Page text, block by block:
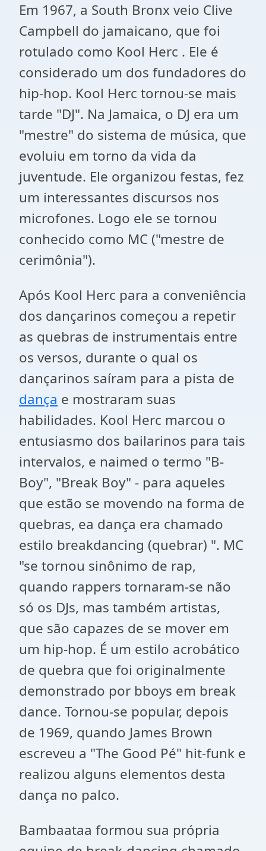
Em 1967, a South Bronx veio Clive
Campbell do jamaicano, que foi
rotulado como Kool Herc . Ele é
considerado um dos fundadores do
hip-hop. Kool Herc tornou-se mais
tarde "DJ". Na Jamaica, o DJ era um
"mestre" do sistema de música, que
evoluiu em torno da vida da
juventude. Ele organizou festas, fez
um interessantes discursos nos
microfones. Logo ele se tornou
conhecido como MC ("mestre de
cerimônia").
Após Kool Herc para a conveniência
dos dançarinos começou a repetir
as quebras de instrumentais entre
os versos, durante o qual os
dançarinos saíram para a pista de
dança e mostraram suas
habilidades. Kool Herc marcou o
entusiasmo dos bailarinos para tais
intervalos, e naimed o termo "B-
Boy", "Break Boy" - para aqueles
que estão se movendo na forma de
quebras, ea dança era chamado
estilo breakdancing (quebrar) ". MC
"se tornou sinônimo de rap,
quando rappers tornaram-se não
só os DJs, mas também artistas,
que são capazes de se mover em
um hip-hop. É um estilo acrobático
de quebra que foi originalmente
demonstrado por bboys em break
dance. Tornou-se popular, depois
de 1969, quando James Brown
escreveu a "The Good Pé" hit-funk e
realizou alguns elementos desta
dança no palco.
Bambaataa formou sua própria